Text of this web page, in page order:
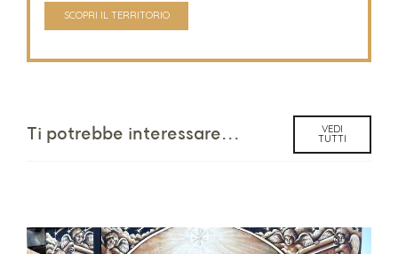
SCOPRI IL TERRITORIO
Ti potrebbe interessare... VEDI
TUTTI